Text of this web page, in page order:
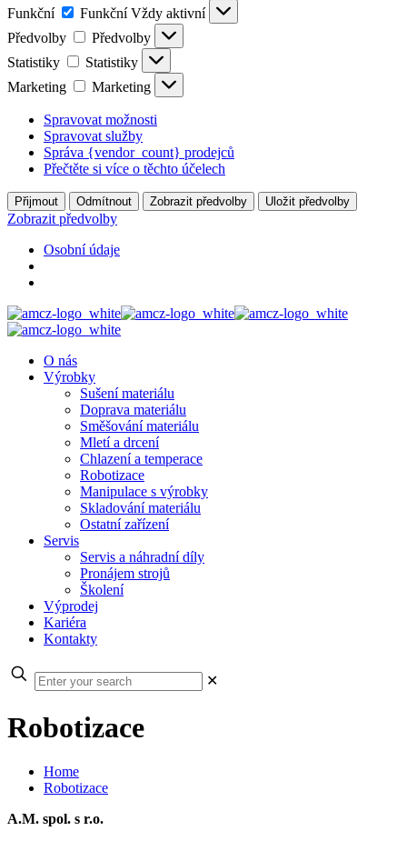
Funkční
Funkční Vždy aktivní
Předvolby
Předvolby
Statistiky
Statistiky
Marketing
Marketing
Spravovat možnosti
Spravovat služby
Správa {vendor_count} prodejců
Přečtěte si více o těchto účelech
Přijmout Odmítnout Zobrazit předvolby Uložit předvolby
Zobrazit předvolby
Osobní údaje
O nás
Výrobky
Sušení materiálu
Doprava materiálu
Směšování materiálu
Mletí a drcení
Chlazení a temperace
Robotizace
Manipulace s výrobky
Skladování materiálu
Ostatní zařízení
Servis
Servis a náhradní díly
Pronájem strojů
Školení
Výprodej
Kariéra
Kontakty
✕
Robotizace
Home
Robotizace
A.M. spol. s r.o.